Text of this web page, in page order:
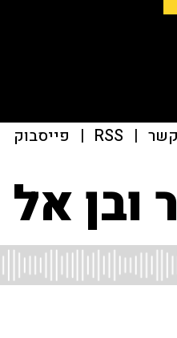
|
RSS
| פייסבוק
ובן